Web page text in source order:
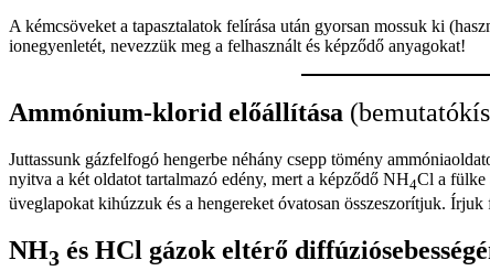
A kémcsöveket a tapasztalatok felírása után gyorsan mossuk ki
ionegyenletét, nevezzük meg a felhasznált és képződő anyagokat!
Ammónium-klorid előállítása
Juttassunk gázfelfogó hengerbe néhány csepp tömény
nyitva a két oldatot tartalmazó edény, mert a képződő NH4Cl a fülke
üveglapokat kihúzzuk és a hengereket óvatosan összeszorítjuk.
NH3 és HCl gázok eltérő